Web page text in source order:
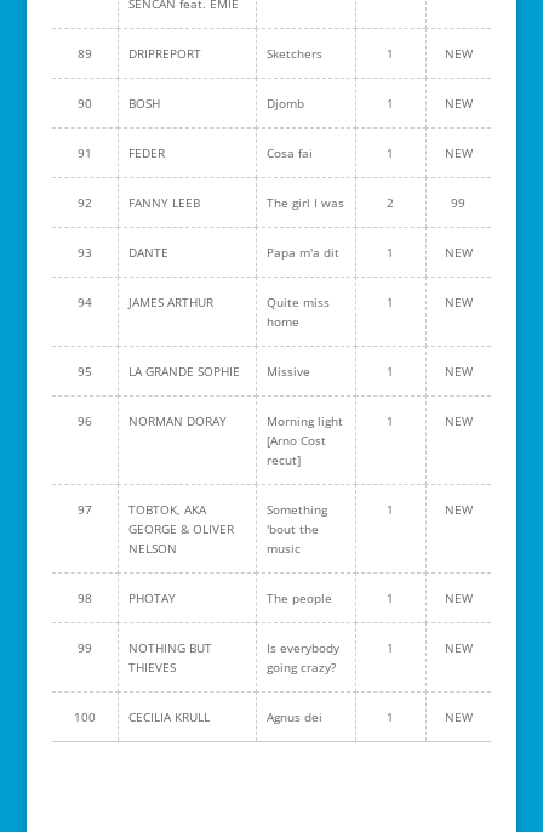
SENCAN feat. EMIE
89 DRIPREPORT Sketchers 1 NEW
90 BOSH Djomb 1 NEW
91 FEDER Cosa fai 1 NEW
92 FANNY LEEB The girl I was 2 99
93 DANTE Papa m'a dit 1 NEW
94 JAMES ARTHUR
Quite miss
home
1 NEW
95 LA GRANDE SOPHIE Missive 1 NEW
96 NORMAN DORAY
Morning light
[Arno Cost
recut]
1 NEW
97
TOBTOK, AKA
GEORGE & OLIVER
NELSON
Something
'bout the
music
1 NEW
98 PHOTAY The people 1 NEW
99
NOTHING BUT
THIEVES
Is everybody
going crazy?
1 NEW
100 CECILIA KRULL Agnus dei 1 NEW